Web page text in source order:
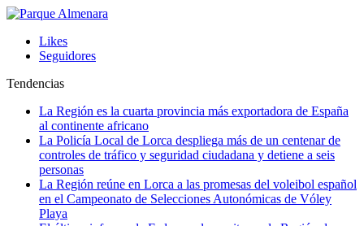
Likes
Seguidores
Tendencias
La Región es la cuarta provincia más exportadora de España
al continente africano
La Policía Local de Lorca despliega más de un centenar de
controles de tráfico y seguridad ciudadana y detiene a seis
personas
La Región reúne en Lorca a las promesas del voleibol español
en el Campeonato de Selecciones Autonómicas de Vóley
Playa